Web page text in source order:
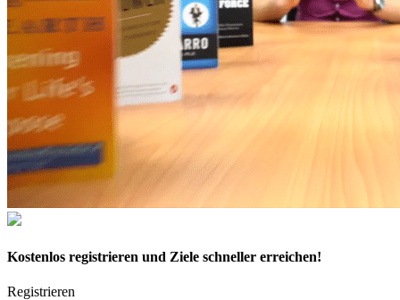
Kostenlos registrieren und Ziele schneller erreichen!
Registrieren